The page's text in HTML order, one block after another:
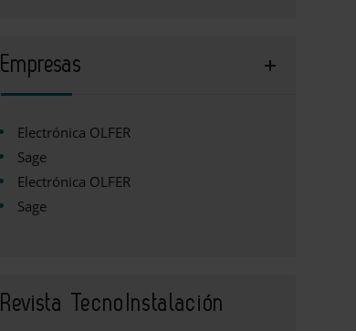
Empresas
Electrónica OLFER
Sage
Electrónica OLFER
Sage
Revista TecnoInstalación